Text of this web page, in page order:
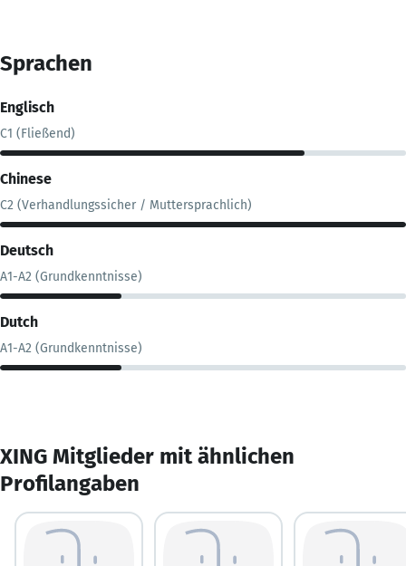
Sprachen
Englisch
C1 (Fließend)
Chinese
C2 (Verhandlungssicher / Muttersprachlich)
Deutsch
A1-A2 (Grundkenntnisse)
Dutch
A1-A2 (Grundkenntnisse)
XING Mitglieder mit ähnlichen
Profilangaben